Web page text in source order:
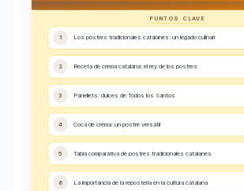
PUNTOS CLAVE
1 Los postres tradicionales catalanes: un legado culinari
2 Receta de crema catalana: el rey de los postres
3 Panellets: dulces de Todos los Santos
4 Coca de crema: un postre versátil
5 Tabla comparativa de postres tradicionales catalanes
6 La importancia de la repostería en la cultura catalana